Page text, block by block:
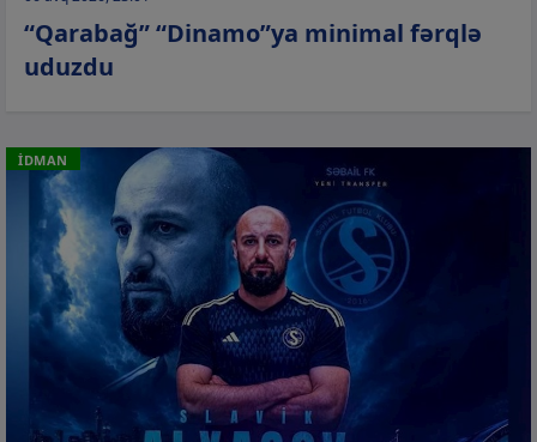
“Qarabağ” “Dinamo”ya minimal fərqlə
uduzdu
İDMAN